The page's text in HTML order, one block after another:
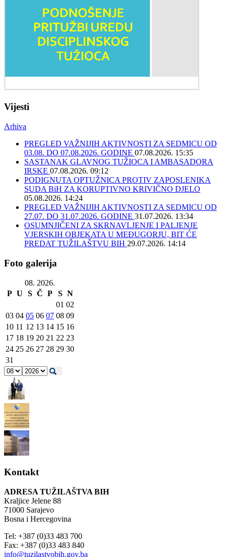
Vijesti
Arhiva
PREGLED VAŽNIJIH AKTIVNOSTI ZA SEDMICU OD
03.08. DO 07.08.2026. GODINE 07.08.2026. 15:35
SASTANAK GLAVNOG TUŽIOCA I AMBASADORA
IRSKE 07.08.2026. 09:12
PODIGNUTA OPTUŽNICA PROTIV ZAPOSLENIKA
SUDA BiH ZA KORUPTIVNO KRIVIČNO DJELO
05.08.2026. 14:24
PREGLED VAŽNIJIH AKTIVNOSTI ZA SEDMICU OD
27.07. DO 31.07.2026. GODINE 31.07.2026. 13:34
OSUMNJIČENI ZA SKRNAVLJENJE I PALJENJE
VJERSKIH OBJEKATA U MEĐUGORJU, BIT ĆE
PREDAT TUŽILAŠTVU BIH 29.07.2026. 14:14
Foto galerija
08. 2026.
P U S Č P S N
01 02
03 04 05 06 07 08 09
10 11 12 13 14 15 16
17 18 19 20 21 22 23
24 25 26 27 28 29 30
31
Kontakt
ADRESA TUŽILAŠTVA BIH
Kraljice Jelene 88
71000 Sarajevo
Bosna i Hercegovina
Tel: +387 (0)33 483 700
Fax: +387 (0)33 483 840
info@tuzilastvobih.gov.ba